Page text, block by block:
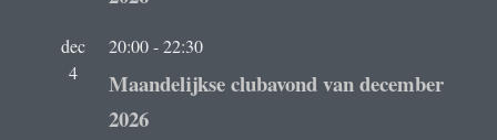
dec
4
20:00-22:30
Maandelijkse clubavond van december
2026